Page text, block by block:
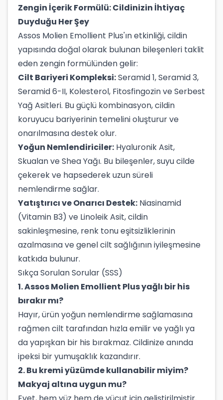
Zengin İçerik Formülü: Cildinizin İhtiyaç
Duyduğu Her Şey
Assos Molien Emollient Plus'ın etkinliği, cildin
yapısında doğal olarak bulunan bileşenleri taklit
eden zengin formülünden gelir:
Cilt Bariyeri Kompleksi:Seramid 1, Seramid 3,
Seramid 6-II, Kolesterol, Fitosfingozin ve Serbest
Yağ Asitleri. Bu güçlü kombinasyon, cildin
koruyucu bariyerinin temelini oluşturur ve
onarılmasına destek olur.
Yoğun Nemlendiriciler: Hyaluronik Asit,
Skualan ve Shea Yağı. Bu bileşenler, suyu cilde
çekerek ve hapsederek uzun süreli
nemlendirme sağlar.
Yatıştırıcı ve Onarıcı Destek: Niasinamid
(Vitamin B3) ve Linoleik Asit, cildin
sakinleşmesine, renk tonu eşitsizliklerinin
azalmasına ve genel cilt sağlığının iyileşmesine
katkıda bulunur.
Sıkça Sorulan Sorular (SSS)
1. Assos Molien Emollient Plus yağlı bir his
bırakır mı?
Hayır, ürün yoğun nemlendirme sağlamasına
rağmen cilt tarafından hızla emilir ve yağlı ya
da yapışkan bir his bırakmaz. Cildinize anında
ipeksi bir yumuşaklık kazandırır.
2. Bu kremi yüzümde kullanabilir miyim?
Makyaj altına uygun mu?